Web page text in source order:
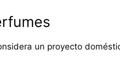
un proyecto